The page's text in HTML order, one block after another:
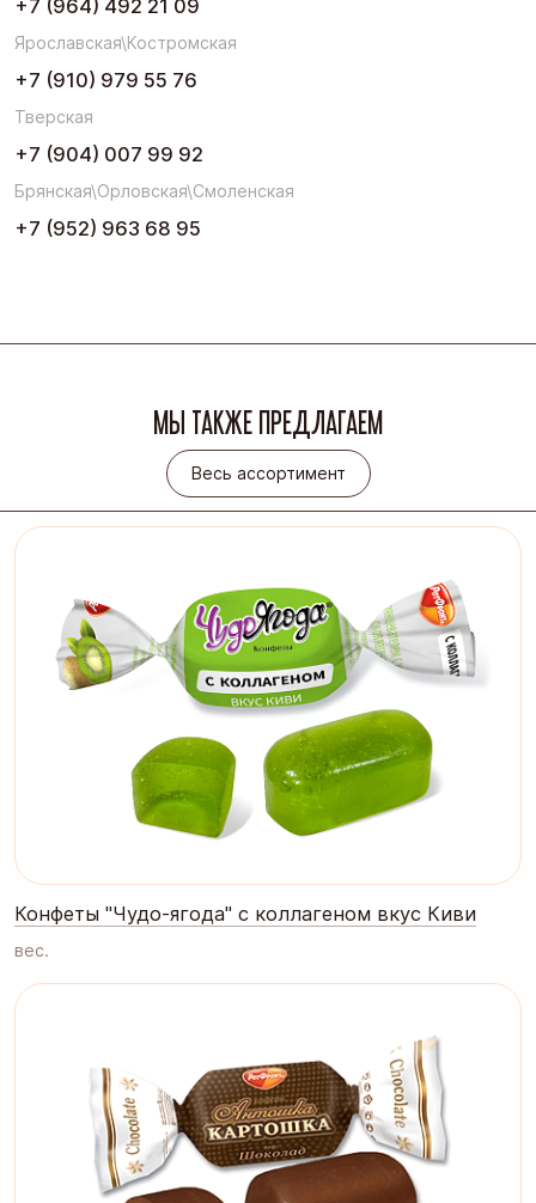
+7 (964) 492 21 09
Ярославская\Костромская
+7 (910) 979 55 76
Тверская
+7 (904) 007 99 92
Брянская\Орловская\Смоленская
+7 (952) 963 68 95
МЫ ТАКЖЕ ПРЕДЛАГАЕМ
Весь ассортимент
Весь ассортимент
Конфеты "Чудо-ягода" с коллагеном вкус Киви
вес.